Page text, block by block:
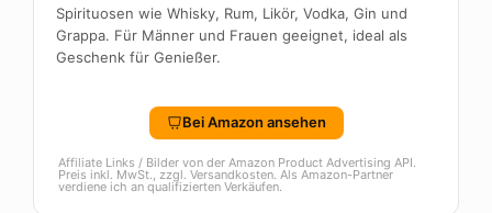
Spirituosen wie Whisky, Rum, Likör, Vodka, Gin und
Grappa. Für Männer und Frauen geeignet, ideal als
Geschenk für Genießer.
Bei Amazon ansehen
Affiliate Links / Bilder von der Amazon Product Advertising API.
Preis inkl. MwSt., zzgl. Versandkosten. Als Amazon-Partner
verdiene ich an qualifizierten Verkäufen.